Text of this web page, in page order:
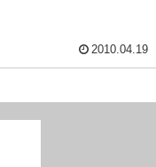
2010.04.19